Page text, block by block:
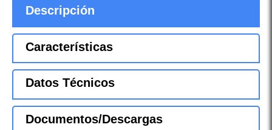
Descripción
Características
Datos Técnicos
Documentos/Descargas